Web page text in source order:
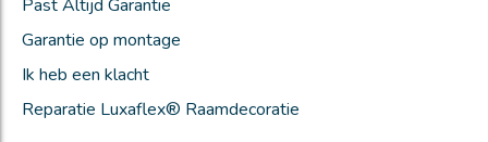
Past Altijd Garantie
Garantie op montage
Ik heb een klacht
Reparatie Luxaflex® Raamdecoratie